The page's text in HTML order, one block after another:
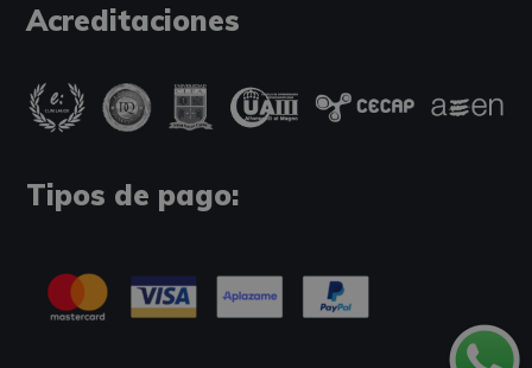
Acreditaciones
Tipos de pago: